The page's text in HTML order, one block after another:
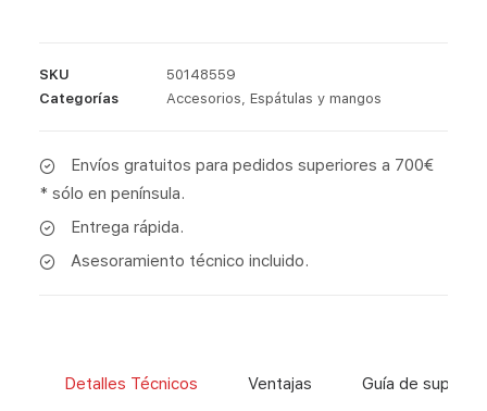
SKU
50148559
Categorías
Accesorios, Espátulas y mangos
Envíos gratuitos para pedidos superiores a 700€
* sólo en península.
Entrega rápida.
Asesoramiento técnico incluido.
Detalles Técnicos Ventajas Guía de